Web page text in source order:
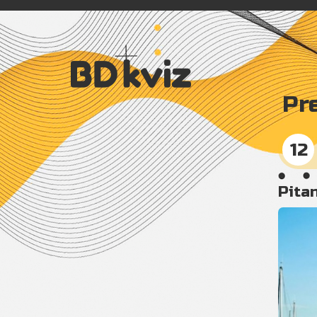
Polazna
Napravi kviz
TOP 100
O BD kvizu
Kontakt
12